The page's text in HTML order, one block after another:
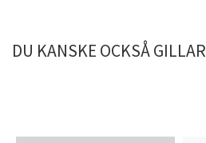
DU KANSKE OCKSÅ GILLAR